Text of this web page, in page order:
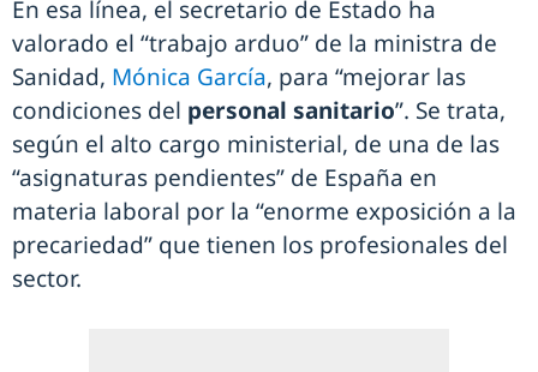
En esa línea, el secretario de Estado ha
valorado el “trabajo arduo” de la ministra de
Sanidad, Mónica García, para “mejorar las
condiciones del personal sanitario”. Se trata,
según el alto cargo ministerial, de una de las
“asignaturas pendientes” de España en
materia laboral por la “enorme exposición a la
precariedad” que tienen los profesionales del
sector.